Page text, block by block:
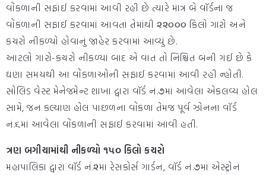
વોંકળાની સફાઈ કરવામાં આવી રહી છે ત્યારે માત્ર બે વૉર્ડના જ
વોંકળાની સફાઈ કરવામાં આવતાં તેમાંથી ૨૨૦૦૦ કિલો ગારો અને
કચરો નીકળ્યો હોવાનું જાહેર કરવામાં આવ્યું છે.
આટલો ગારો-કચરો નીકળ્યા બાદ એ વાત તો નિશ્ચિત બની ગઈ છે કે
ઘણા સમયથી આ વોંકળાઓની સફાઈ કરવામાં આવી રહી ન્હોતી.
સોલિડ વેસ્ટ મેનેજમેન્ટ શાખા દ્વારા વૉર્ડ નં.૭માં આવેલા એકલવ્ય હોલ
સામે, જન કલ્યાણ હોલ પાછળના વોંકળા તેમજ પૂર્વ ઝોનના વૉર્ડ
નં.૬માં આવેલા વોંકળાની સફાઈ કરવામાં આવી હતી.
ત્રણ બગીચામાંથી નીકળ્યો ૧૫૦ કિલો કચરો
મહાપાલિકા દ્વારા વૉર્ડ નં.૨માં રેસકોર્સ ગાર્ડન, વૉર્ડ નં.૭માં એસ્ટ્રોન